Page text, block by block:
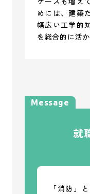
めには、建築
幅広い工学的
を総合的に活
Message
就
「消防」